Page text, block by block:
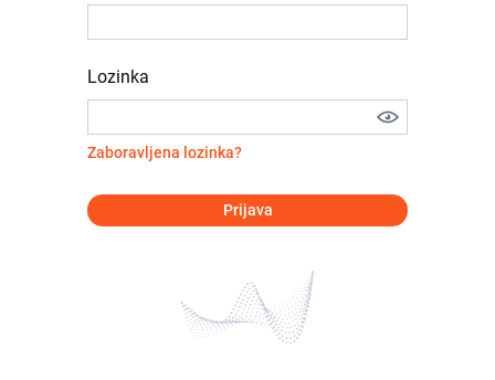
Lozinka
Zaboravljena lozinka?
Prijava